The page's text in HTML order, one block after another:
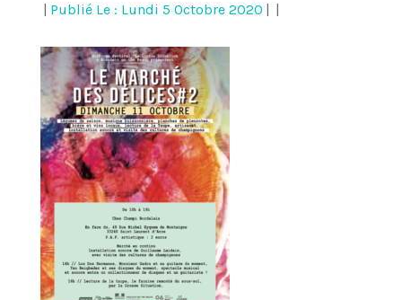
Publié Le : Lundi 5 Octobre 2020